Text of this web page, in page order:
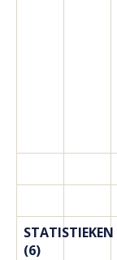
STATISTIEKEN
(6)